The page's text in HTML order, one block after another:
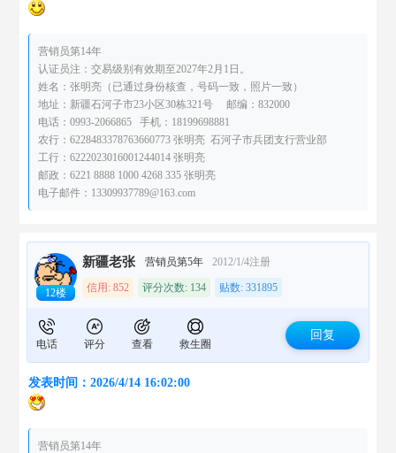
营销员第14年
认证员注：交易级别有效期至2027年2月1日。
姓名：张明亮（已通过身份核查，号码一致，照片一致）
地址：新疆石河子市23小区30栋321号 邮编：832000
电话：0993-2066865 手机：18199698881
农行：6228483378763660773 张明亮 石河子市兵团支行营业部
工行：6222023016001244014 张明亮
邮政：6221 8888 1000 4268 335 张明亮
电子邮件：13309937789@163.com
12楼
新疆老张 营销员第5年 2012/1/4注册
信用: 852 评分次数: 134 贴数: 331895
电话 评分 查看 救生圈
回复
发表时间：2026/4/14 16:02:00
营销员第14年